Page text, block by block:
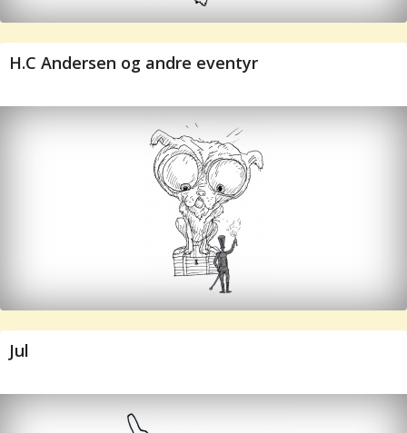
H.C Andersen og andre eventyr
Jul